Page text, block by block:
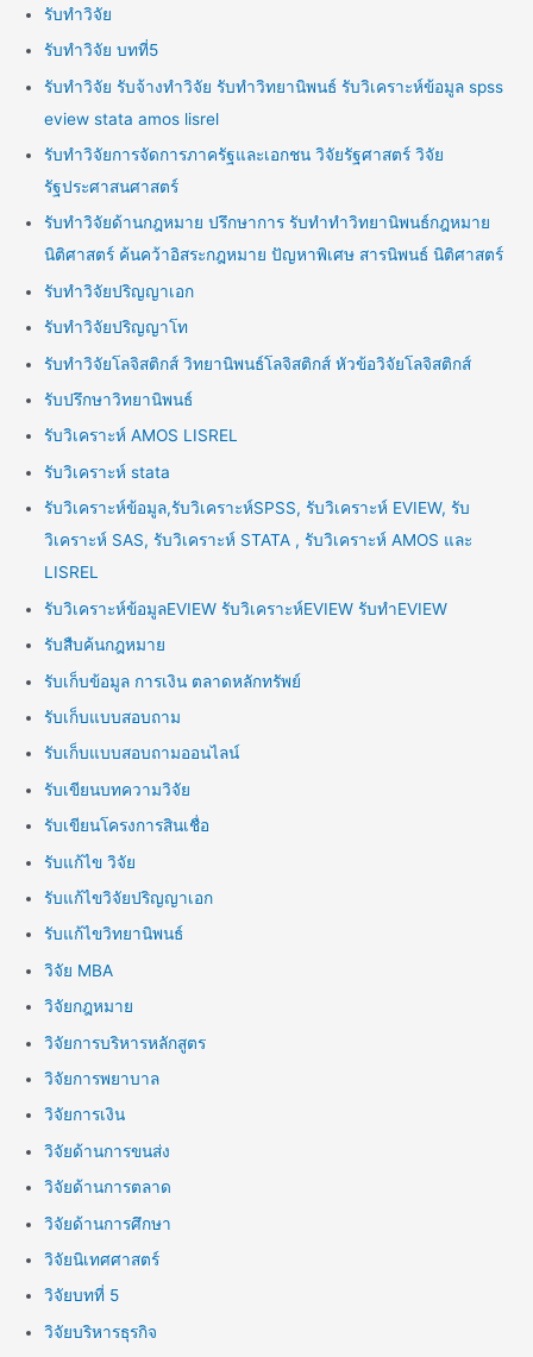
รับทำวิจัย
รับทำวิจัย บทที่5
รับทำวิจัย รับจ้างทำวิจัย รับทำวิทยานิพนธ์ รับวิเคราะห์ข้อมูล spss
eview stata amos lisrel
รับทำวิจัยการจัดการภาครัฐและเอกชน วิจัยรัฐศาสตร์ วิจัย
รัฐประศาสนศาสตร์
รับทำวิจัยด้านกฎหมาย ปรึกษาการ รับทำทำวิทยานิพนธ์กฎหมาย
นิติศาสตร์ ค้นคว้าอิสระกฎหมาย ปัญหาพิเศษ สารนิพนธ์ นิติศาสตร์
รับทำวิจัยปริญญาเอก
รับทำวิจัยปริญญาโท
รับทำวิจัยโลจิสติกส์ วิทยานิพนธ์โลจิสติกส์ หัวข้อวิจัยโลจิสติกส์
รับปรึกษาวิทยานิพนธ์
รับวิเคราะห์ AMOS LISREL
รับวิเคราะห์ stata
รับวิเคราะห์ข้อมูล,รับวิเคราะห์SPSS, รับวิเคราะห์ EVIEW, รับ
วิเคราะห์ SAS, รับวิเคราะห์ STATA , รับวิเคราะห์ AMOS และ
LISREL
รับวิเคราะห์ข้อมูลEVIEW รับวิเคราะห์EVIEW รับทำEVIEW
รับสืบค้นกฎหมาย
รับเก็บข้อมูล การเงิน ตลาดหลักทรัพย์
รับเก็บแบบสอบถาม
รับเก็บแบบสอบถามออนไลน์
รับเขียนบทความวิจัย
รับเขียนโครงการสินเชื่อ
รับแก้ไข วิจัย
รับแก้ไขวิจัยปริญญาเอก
รับแก้ไขวิทยานิพนธ์
วิจัย MBA
วิจัยกฎหมาย
วิจัยการบริหารหลักสูตร
วิจัยการพยาบาล
วิจัยการเงิน
วิจัยด้านการขนส่ง
วิจัยด้านการตลาด
วิจัยด้านการศึกษา
วิจัยนิเทศศาสตร์
วิจัยบทที่ 5
วิจัยบริหารธุรกิจ